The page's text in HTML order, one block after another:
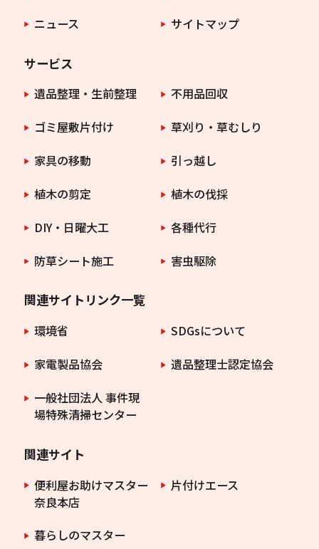
ニュース
サイトマップ
サービス
遺品整理・生前整理
不用品回収
ゴミ屋敷片付け
草刈り・草むしり
家具の移動
引っ越し
植木の剪定
植木の伐採
DIY・日曜大工
各種代行
防草シート施工
害虫駆除
関連サイトリンク一覧
環境省
SDGsについて
家電製品協会
遺品整理士認定協会
一般社団法人 事件現
場特殊清掃センター
関連サイト
便利屋お助けマスター
奈良本店
片付けエース
暮らしのマスター